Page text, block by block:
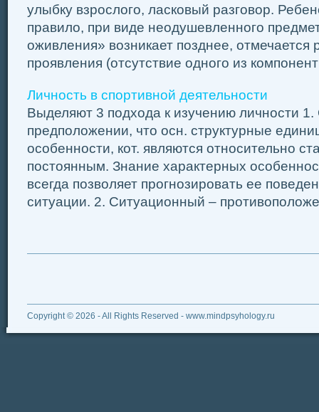
улыбку взрослого, ласковый разговор.
правило, при виде неодушевленного
оживления» возникает позднее, отмечается
проявления (отсутствие одного из
Личность в спортивной деятельности
Выделяют 3 подхода к изучению личности
предположении, что осн. структурные
особенности, кот. являются относительно
постоянным. Знание характерных
всегда позволяет прогнозировать ее
ситуации. 2. Ситуационный –
Copyright © 2026 - All Rights Reserved - www.mindpsyhology.ru